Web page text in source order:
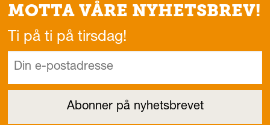
MOTTA VÅRE NYHETSBREV!
Ti på ti på tirsdag!